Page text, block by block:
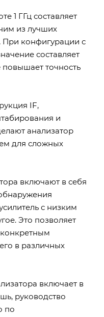
1 ГГц составляет
из лучших
При конфигурации с
составляет
точность
IF,
и
анализатор
для сложных
включают в себя
с низким
Это позволяет
конкретным
в различных
включает в
руководство
по